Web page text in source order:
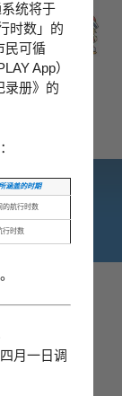
统将于
时数」的
民可循
App）
录册》的
涵盖的时期
的航行时数
行时数
月一日调